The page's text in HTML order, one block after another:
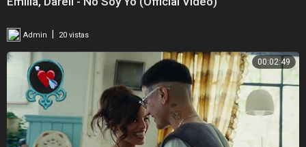
Admin 20 vistas
00:02:49